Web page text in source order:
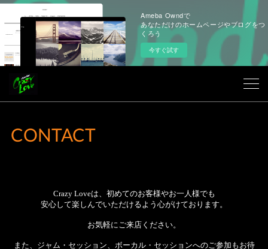
Ameba Owndで
あなただけのホームページやブログをつ
くろう
今すぐ試す
CONTACT